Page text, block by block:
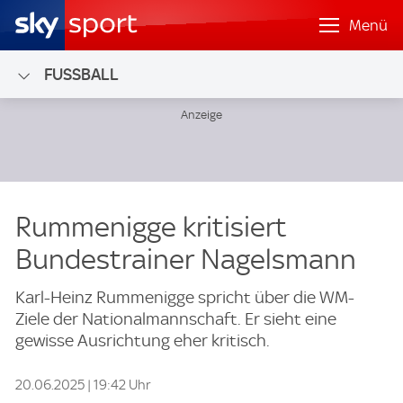
Menü
FUSSBALL
Rummenigge kritisiert
Bundestrainer Nagelsmann
Karl-Heinz Rummenigge spricht über die WM-
Ziele der Nationalmannschaft. Er sieht eine
gewisse Ausrichtung eher kritisch.
20.06.2025 | 19:42 Uhr